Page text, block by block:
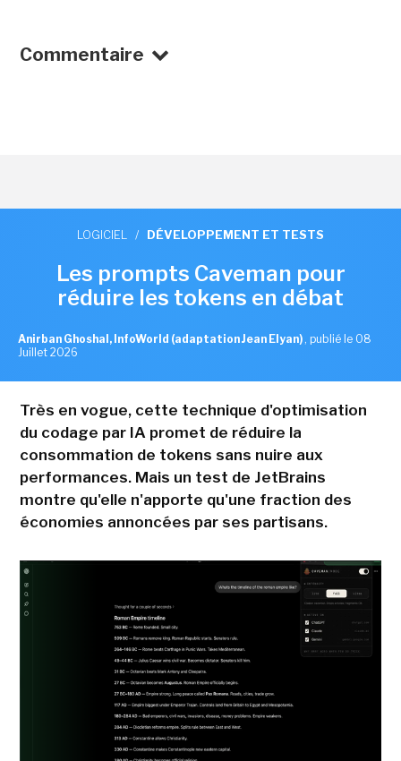
Commentaire
LOGICIEL / DÉVELOPPEMENT ET TESTS
Les prompts Caveman pour
réduire les tokens en débat
Anirban Ghoshal, InfoWorld (adaptation Jean Elyan) , publié le 08
Juillet 2026
Très en vogue, cette technique d'optimisation
du codage par IA promet de réduire la
consommation de tokens sans nuire aux
performances. Mais un test de JetBrains
montre qu'elle n'apporte qu'une fraction des
économies annoncées par ses partisans.